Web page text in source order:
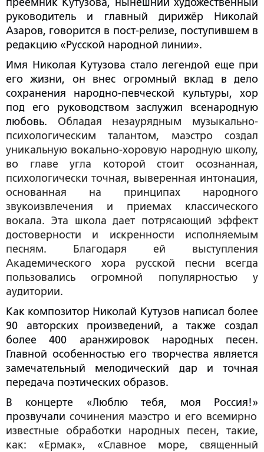
преемник Кутузова, нынешний художественный
руководитель и главный дирижёрНиколай
Азаров, говорится в пост-релизе, поступившем в
редакцию «Русской народной линии».
Имя Николая Кутузова стало легендой еще при
его жизни, он внес огромный вклад в дело
сохранения народно-певческой культуры, хор
под его руководством заслужил всенародную
любовь. Обладая незаурядным музыкально-
психологическим талантом, маэстро создал
уникальную вокально-хоровую народную школу,
во главе угла которой стоит осознанная,
психологически точная, выверенная интонация,
основанная на принципах народного
звукоизвлечения и приемах классического
вокала. Эта школа дает потрясающий эффект
достоверности и искренности исполняемым
песням. Благодаря ей выступления
Академического хора русской песни всегда
пользовались огромной популярностью у
аудитории.
Как композитор Николай Кутузов написал более
90 авторских произведений, а также создал
более 400 аранжировок народных песен.
Главной особенностью его творчества является
замечательный мелодический дар и точная
передача поэтических образов.
В концерте «Люблю тебя, моя Россия!»
прозвучалисочинения маэстро и его всемирно
известные обработки народных песен, такие,
как: «Ермак», «Славное море, священный